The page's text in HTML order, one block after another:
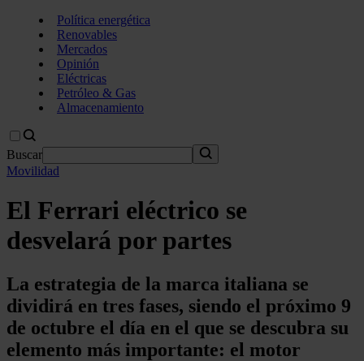
Política energética
Renovables
Mercados
Opinión
Eléctricas
Petróleo & Gas
Almacenamiento
Buscar
Movilidad
El Ferrari eléctrico se
desvelará por partes
La estrategia de la marca italiana se
dividirá en tres fases, siendo el próximo 9
de octubre el día en el que se descubra su
elemento más importante: el motor